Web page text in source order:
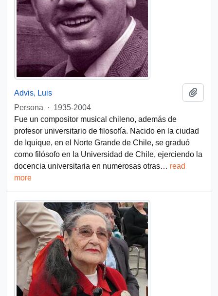
Advis, Luis
Persona
· 1935-2004
Fue un compositor musical chileno, además de
profesor universitario de filosofía. Nacido en la ciudad
de Iquique, en el Norte Grande de Chile, se graduó
como filósofo en la Universidad de Chile, ejerciendo la
docencia universitaria en numerosas otras… read
more